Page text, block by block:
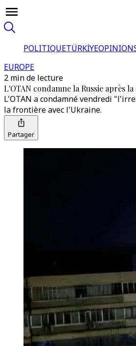
POLITIQUETÜRKİYE
EUROPE
2 min de lecture
L'OTAN condamne la Russie après
L'OTAN a condamné vendredi
la frontière avec l'Ukraine.
Partager